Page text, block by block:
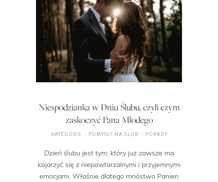
Niespodzianka w Dniu Ślubu, czyli czym
zaskoczyć Pana Młodego
KATEGORIE POMYSŁY NA ŚLUB PORADY
Dzień ślubu jest tym, który już zawsze ma
kojarzyć się z niepowtarzalnymi i przyjemnymi
emocjami. Właśnie dlatego mnóstwo Panien